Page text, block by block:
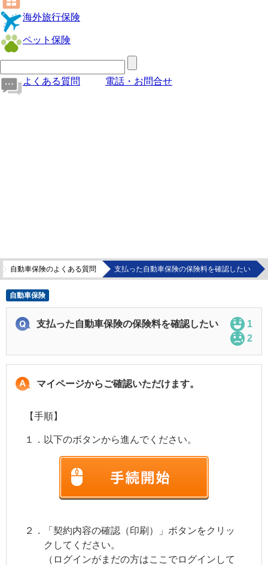
海外旅行保険
ペット保険
よくある質問 電話・お問合せ
自動車保険のよくある質問 支払った自動車保険の保険料を確認したい
自動車保険
支払った自動車保険の保険料を確認したい
1
2
マイページからご確認いただけます。
【手順】
１．以下のボタンから進んでください。
２．「契約内容の確認（印刷）」ボタンをクリッ
クしてください。
（ログインがまだの方はここでログインして